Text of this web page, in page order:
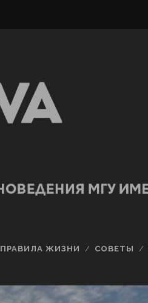
ПРАВИЛА ЖИЗНИ СОВЕТЫ